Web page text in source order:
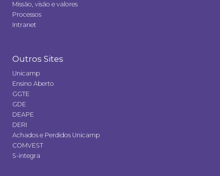
Missão, visão e valores
Processos
Intranet
Outros Sites
Unicamp
Ensino Aberto
GGTE
GDE
DEAPE
DERI
Achados e Perdidos Unicamp
COMVEST
S-integra